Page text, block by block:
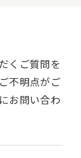
くご質問を
不明点がご
お問い合わ